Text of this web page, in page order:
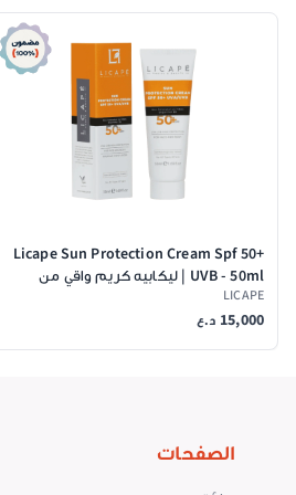
Licape Sun Protection Cream Spf 50+
UVB - 50ml | ليكابيه كريم واقي من
الشمس SPF 50+ - 50مل
LICAPE
15,000 د.ع
الصفحات